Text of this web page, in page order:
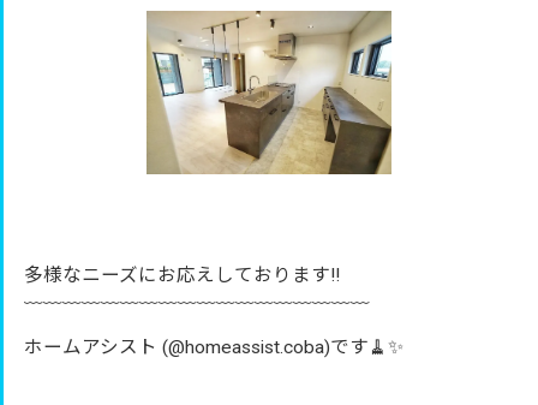
多様なニーズにお応えしております‼︎
ホームアシスト (@homeassist.coba)です🧹✨